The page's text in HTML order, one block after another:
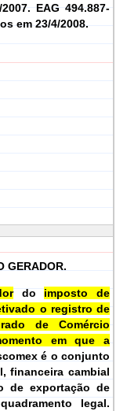
EAG 494.887-
em 23/4/2008.
GERADOR.
do imposto de
o registro de
de Comércio
em que a
é o conjunto
financeira cambial
de exportação de
legal.